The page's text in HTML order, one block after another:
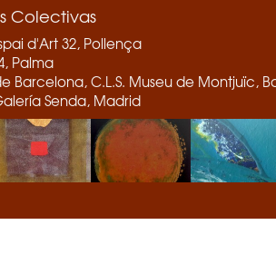
Colectivas
d'Art 32, Pollença
Palma
Barcelona, C.L.S. Museu de Montjuïc,
Senda, Madrid